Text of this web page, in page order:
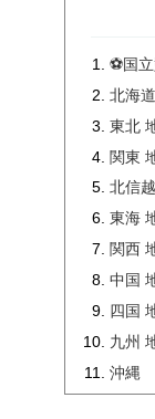
⚽国
北海道
東北
関東
北信
東海
関西
中国
四国
九州
沖縄